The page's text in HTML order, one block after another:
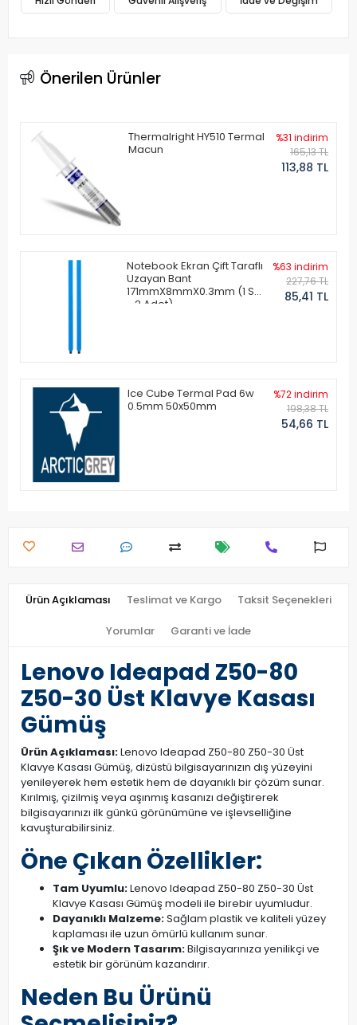
Önerilen Ürünler
Thermalright HY510 Termal
Macun
%31 indirim
165,13 TL
113,88 TL
Notebook Ekran Çift Taraflı
Uzayan Bant
171mmX8mmX0.3mm (1 Set
- 2 Adet)
%63 indirim
227,76 TL
85,41 TL
Ice Cube Termal Pad 6w
0.5mm 50x50mm
%72 indirim
198,38 TL
54,66 TL
Ürün Açıklaması Teslimat ve Kargo Taksit Seçenekleri
Yorumlar Garanti ve İade
Lenovo Ideapad Z50-80
Z50-30 Üst Klavye Kasası
Gümüş
Ürün Açıklaması:Lenovo Ideapad Z50-80 Z50-30 Üst
Klavye Kasası Gümüş, dizüstü bilgisayarınızın dış yüzeyini
yenileyerek hem estetik hem de dayanıklı bir çözüm sunar.
Kırılmış, çizilmiş veya aşınmış kasanızı değiştirerek
bilgisayarınızı ilk günkü görünümüne ve işlevselliğine
kavuşturabilirsiniz.
Öne Çıkan Özellikler:
Tam Uyumlu:Lenovo Ideapad Z50-80 Z50-30 Üst
Klavye Kasası Gümüş modeli ile birebir uyumludur.
Dayanıklı Malzeme:Sağlam plastik ve kaliteli yüzey
kaplaması ile uzun ömürlü kullanım sunar.
Şık ve Modern Tasarım:Bilgisayarınıza yenilikçi ve
estetik bir görünüm kazandırır.
Neden Bu Ürünü